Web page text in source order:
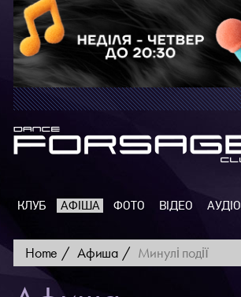
КЛУБ АФІША ФОТО ВІДЕО АУДІО
Home Афиша Минулі події